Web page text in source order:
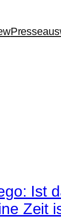
Ist
Zeit